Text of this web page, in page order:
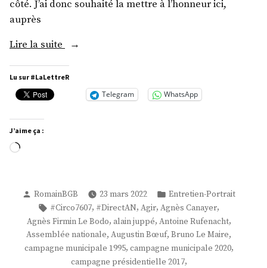
côté. J’ai donc souhaité la mettre à l’honneur ici,
auprès
Lire la suite
« M.
Chaix »
Lu sur #LaLettreR
Telegram WhatsApp
J’aime ça :
Chargement…
Publié
par
RomainBGB 23 mars 2022
Publié
dans
Entretien-Portrait
Étiquettes :
#Circo7607, #DirectAN, Agir, Agnès Canayer,
Agnès Firmin Le Bodo, alain juppé, Antoine Rufenacht,
Assemblée nationale, Augustin Bœuf, Bruno Le Maire,
campagne municipale 1995, campagne municipale 2020,
campagne présidentielle 2017,